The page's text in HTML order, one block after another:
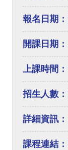
報名日期：
開課日期：
上課時間：
招生人數：
詳細資訊：
課程連結：